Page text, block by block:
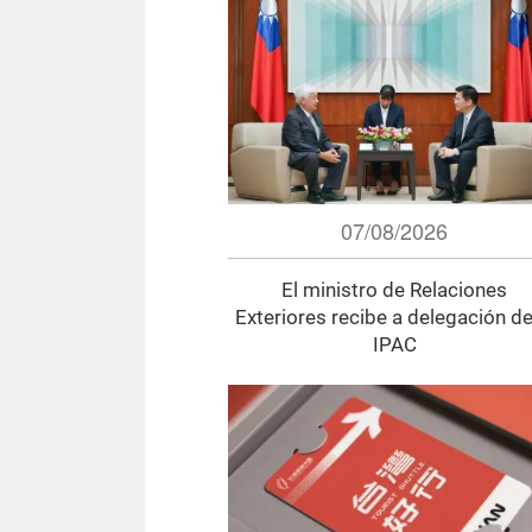
07/08/2026
El ministro de Relaciones
Exteriores recibe a delegación
IPAC